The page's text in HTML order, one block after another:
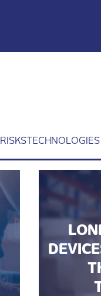
RISKSTECHNOLOGIES